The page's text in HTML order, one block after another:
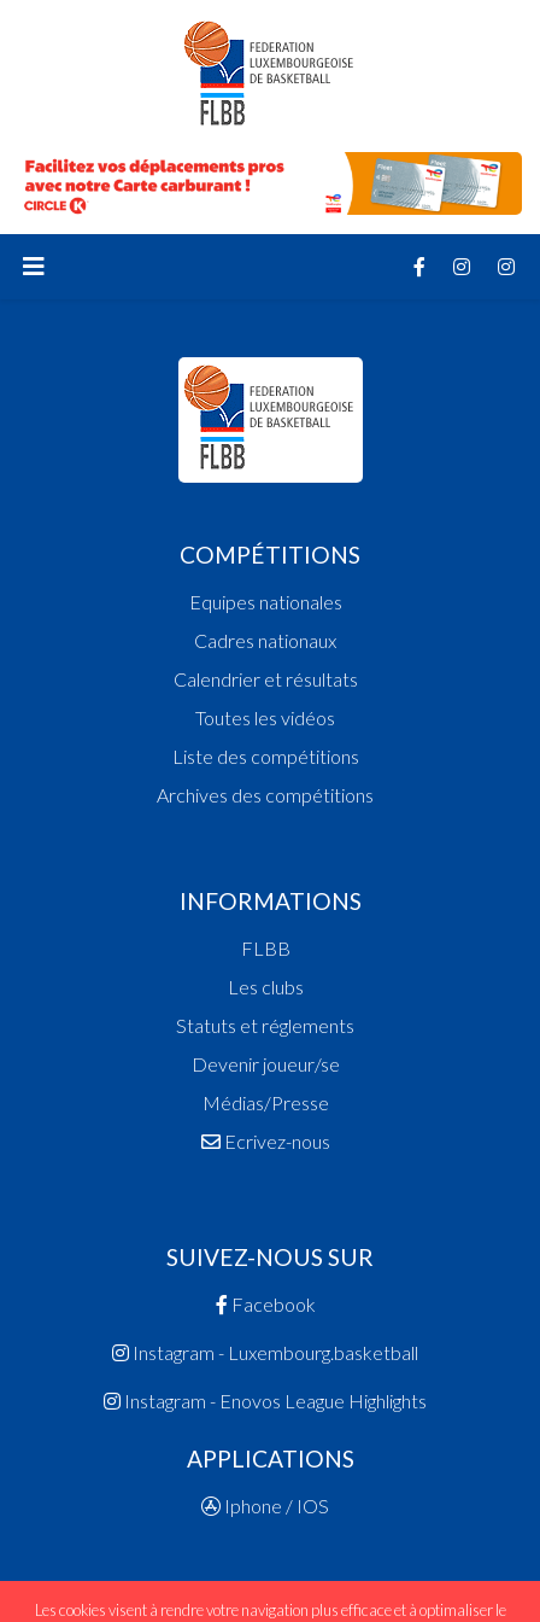
COMPÉTITIONS
Equipes nationales
Cadres nationaux
Calendrier et résultats
Toutes les vidéos
Liste des compétitions
Archives des compétitions
INFORMATIONS
FLBB
Les clubs
Statuts et réglements
Devenir joueur/se
Médias/Presse
Ecrivez-nous
SUIVEZ-NOUS SUR
Facebook
Instagram - Luxembourg.basketball
Instagram - Enovos League Highlights
APPLICATIONS
Iphone / IOS
Les cookies visent à rendre votre navigation plus efficace et à optimaliser le